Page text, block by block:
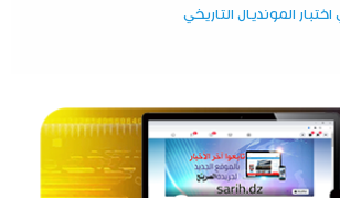
المونديال التاريخي